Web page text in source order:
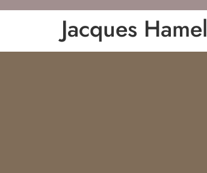
Jacques Hamel